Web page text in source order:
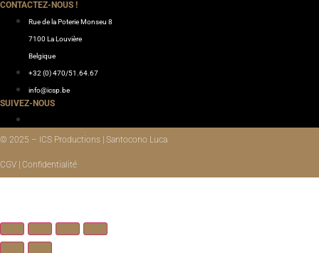
CONTACTEZ-NOUS !
Rue de la Poterie Monseu 8
7100 La Louvière
Belgique
+32 (0) 470/51.64.67
info@icsp.be
SUIVEZ-NOUS
© 2025 – ICS Productions | Santocono Luca
CGV | Confidentialité